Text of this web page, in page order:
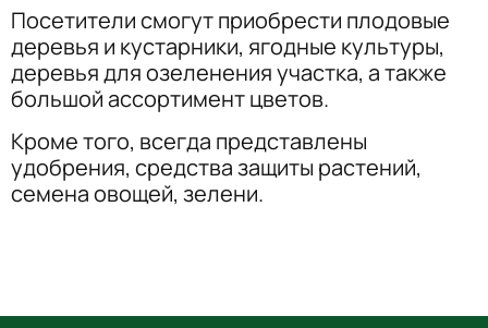
Посетители смогут приобрести плодовые
деревья и кустарники, ягодные культуры,
деревья для озеленения участка, а также
большой ассортимент цветов.
Кроме того, всегда представлены
удобрения, средства защиты растений,
семена овощей, зелени.